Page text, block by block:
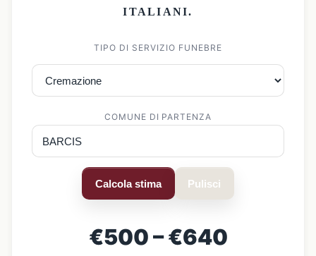
ITALIANI.
TIPO DI SERVIZIO FUNEBRE
COMUNE DI PARTENZA
Calcola stima Pulisci
€500 – €640